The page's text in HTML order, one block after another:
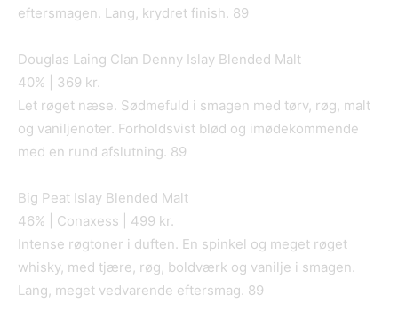
eftersmagen. Lang, krydret finish. 89
Douglas Laing Clan Denny Islay Blended Malt
40% | 369 kr.
Let røget næse. Sødmefuld i smagen med tørv, røg, malt
og vaniljenoter. Forholdsvist blød og imødekommende
med en rund afslutning. 89
Big Peat Islay Blended Malt
46% | Conaxess | 499 kr.
Intense røgtoner i duften. En spinkel og meget røget
whisky, med tjære, røg, boldværk og vanilje i smagen.
Lang, meget vedvarende eftersmag. 89